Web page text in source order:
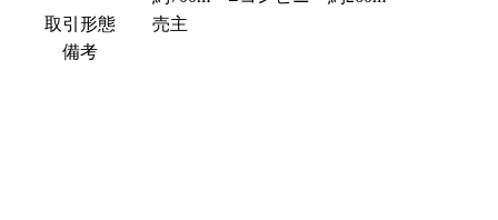
取引形態
売主
備考